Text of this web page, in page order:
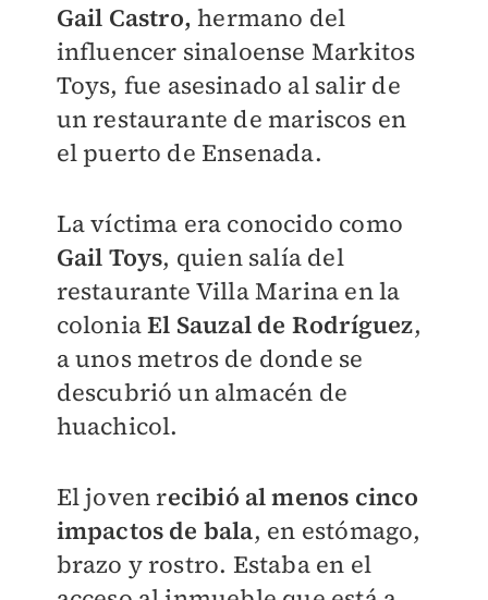
Gail Castro, hermano del
influencer sinaloense Markitos
Toys, fue asesinado al salir de
un restaurante de mariscos en
el puerto de Ensenada.
La víctima era conocido como
Gail Toys, quien salía del
restaurante Villa Marina en la
coloniaEl Sauzal de Rodríguez,
a unos metros de donde se
descubrió un almacén de
huachicol.
El joven recibió al menos cinco
impactos de bala, en estómago,
brazo y rostro. Estaba en el